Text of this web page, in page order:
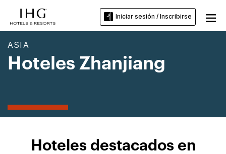
Iniciar sesión / Inscribirse
ASIA
Hoteles Zhanjiang
Hoteles destacados en